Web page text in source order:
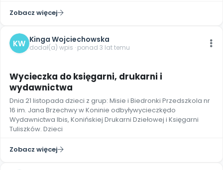
Zobacz więcej
KW Kinga Wojciechowska
dodał(a) wpis · ponad 3 lat temu
Wycieczka do księgarni, drukarni i
wydawnictwa
Dnia 21 listopada dzieci z grup: Misie i Biedronki Przedszkola nr
16 im. Jana Brzechwy w Koninie odbyływycieczkędo
Wydawnictwa Ibis, Konińskiej Drukarni Dziełowej i Księgarni
Tuliszków. Dzieci
Zobacz więcej